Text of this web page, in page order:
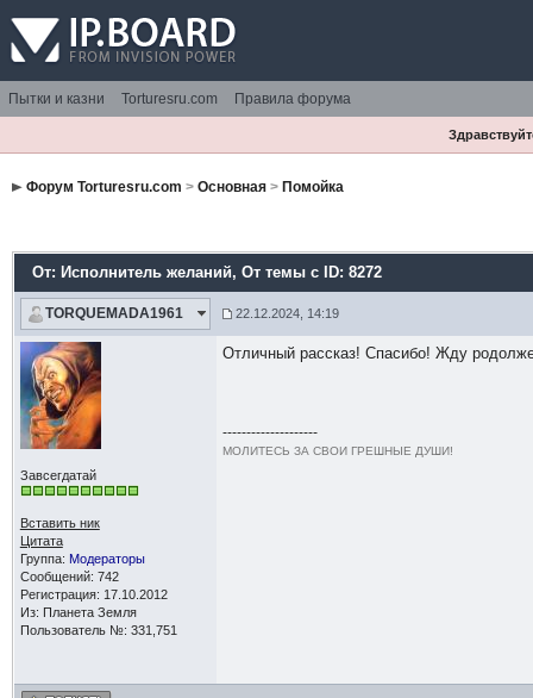
Пытки и казни Torturesru.com Правила форума
Форум Torturesru.com > Основная> Помойка
От: Исполнитель желаний, От темы с ID: 8272
TORQUEMADA1961 22.12.2024, 14:19
Завсегдатай
Вставить ник
Цитата
Группа: Модераторы
Сообщений: 742
Регистрация: 17.10.2012
Из: Планета Земля
Пользователь №: 331,751
Отличный рассказ! Спасибо! Жду
--------------------
МОЛИТЕСЬ ЗА СВОИ ГРЕШНЫЕ ДУШИ!